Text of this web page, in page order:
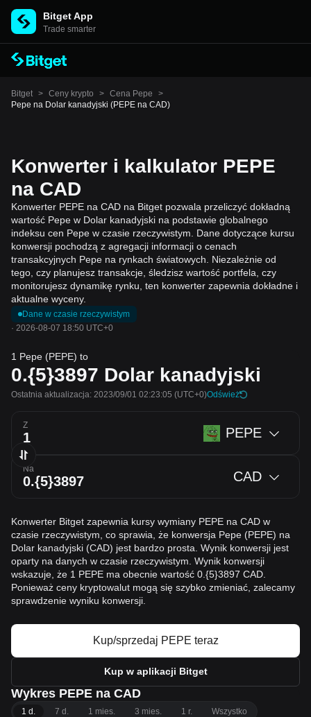
Bitget App
Trade smarter
Bitget > Ceny krypto > Cena Pepe
>
Pepe na Dolar kanadyjski (PEPE na CAD)
Konwerter i kalkulator PEPE
na CAD
Konwerter PEPE na CAD na Bitget pozwala przeliczyć dokładną
wartość Pepe w Dolar kanadyjski na podstawie globalnego
indeksu cen Pepe w czasie rzeczywistym. Dane dotyczące kursu
konwersji pochodzą z agregacji informacji o cenach
transakcyjnych Pepe na rynkach światowych. Niezależnie od
tego, czy planujesz transakcje, śledzisz wartość portfela, czy
monitorujesz dynamikę rynku, ten konwerter zapewnia dokładne i
aktualne wyceny.
Dane w czasie rzeczywistym
· 2026-08-07 18:50 UTC+0
1 Pepe (PEPE) to
0.{5}3897 Dolar kanadyjski
Ostatnia aktualizacja: 2023/09/01 02:23:05 (UTC+0)Odśwież
Z PEPE
Na CAD
Konwerter Bitget zapewnia kursy wymiany PEPE na CAD w
czasie rzeczywistym, co sprawia, że konwersja Pepe (PEPE) na
Dolar kanadyjski (CAD) jest bardzo prosta. Wynik konwersji jest
oparty na danych w czasie rzeczywistym. Wynik konwersji
wskazuje, że 1 PEPE ma obecnie wartość 0.{5}3897 CAD.
Ponieważ ceny kryptowalut mogą się szybko zmieniać, zalecamy
sprawdzenie wyniku konwersji.
Kup/sprzedaj PEPE teraz
Kup w aplikacji Bitget
Wykres PEPE na CAD
1 d. 7 d. 1 mies. 3 mies. 1 r. Wszystko